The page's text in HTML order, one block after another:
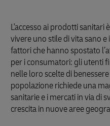
L'accesso ai prodotti
vivere uno stile di vita sano
fattori che hanno spostato
per i consumatori: gli utenti
nelle loro scelte di
popolazione richiede una
sanitarie e i mercati in via di
crescita in nuove aree